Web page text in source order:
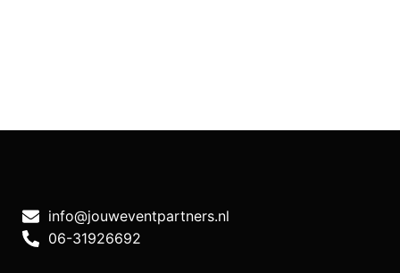
info@jouweventpartners.nl
06-31926692